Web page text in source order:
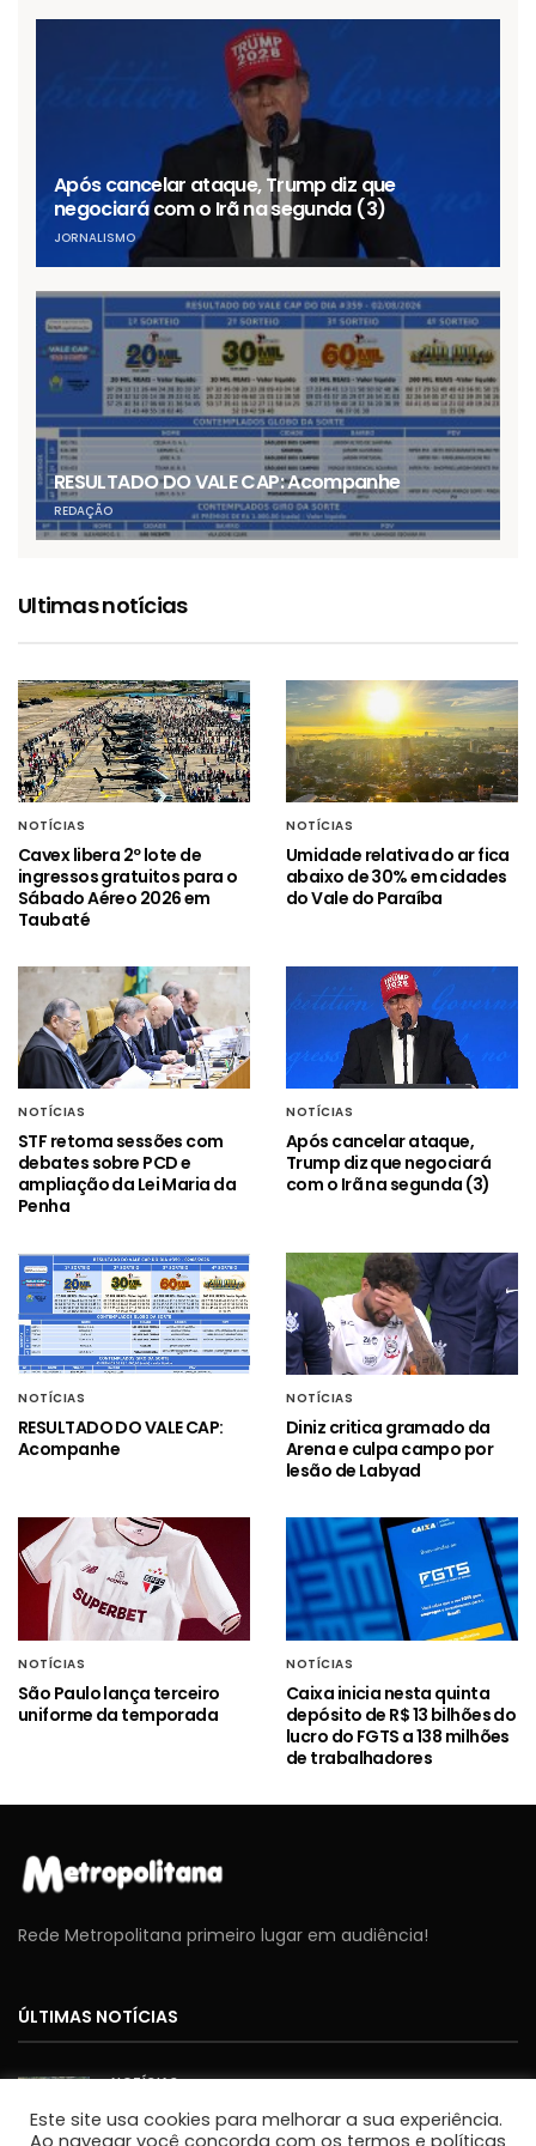
Após cancelar ataque, Trump diz que
negociará com o Irã na segunda (3)
JORNALISMO
RESULTADO DO VALE CAP: Acompanhe
REDAÇÃO
Ultimas notícias
NOTÍCIAS
Cavex libera 2º lote de
ingressos gratuitos para o
Sábado Aéreo 2026 em
Taubaté
NOTÍCIAS
Umidade relativa do ar fica
abaixo de 30% em cidades
do Vale do Paraíba
NOTÍCIAS
STF retoma sessões com
debates sobre PCD e
ampliação da Lei Maria da
Penha
NOTÍCIAS
Após cancelar ataque,
Trump diz que negociará
com o Irã na segunda (3)
NOTÍCIAS
RESULTADO DO VALE CAP:
Acompanhe
NOTÍCIAS
Diniz critica gramado da
Arena e culpa campo por
lesão de Labyad
NOTÍCIAS
São Paulo lança terceiro
uniforme da temporada
NOTÍCIAS
Caixa inicia nesta quinta
depósito de R$ 13 bilhões do
lucro do FGTS a 138 milhões
de trabalhadores
Rede Metropolitana primeiro lugar em audiência!
ÚLTIMAS NOTÍCIAS
NOTÍCIAS
Cavex libera 2º lote de ingressos gratuitos para o
Sábado Aéreo 2026 em Taubaté
Este site usa cookies para melhorar a sua experiência.
Ao navegar você concorda com os termos e políticas